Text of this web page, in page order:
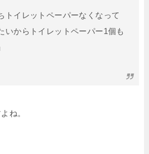
トイレットペーパーなくなって
いからトイレットペーパー1個も
ね。